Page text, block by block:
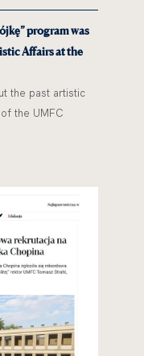
program was
Affairs at the
the past artistic
the UMFC